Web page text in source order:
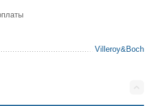
Villeroy&Boch